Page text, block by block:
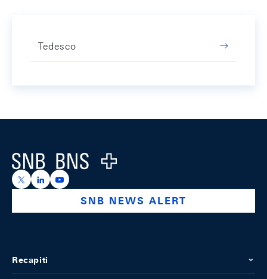
Tedesco
Logo
https://x.com/snb_bns
https://ch.linkedin.com/company/swiss-national-
https://www.youtube.com/@swissnationalbank
SNB NEWS ALERT
Recapiti